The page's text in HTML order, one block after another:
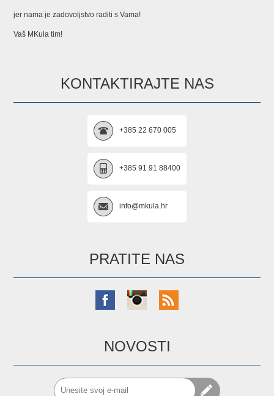
jer nama je zadovoljstvo raditi s Vama!
Vaš MKula tim!
KONTAKTIRAJTE NAS
+385 22 670 005
+385 91 91 88400
info@mkula.hr
PRATITE NAS
NOVOSTI